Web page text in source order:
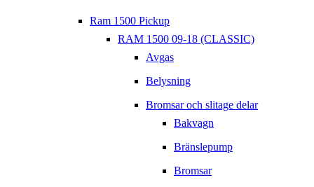
Ram 1500 Pickup
RAM 1500 09-18 (CLASSIC)
Avgas
Belysning
Bromsar och slitage delar
Bakvagn
Bränslepump
Bromsar